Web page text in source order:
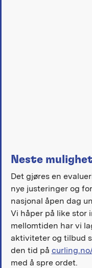
Neste
Det gjøres en
nye justeringer og
nasjonal åpen dag
Vi håper på like stor
mellomtiden har vi
aktiviteter og tilbud
den tid på
med å spre ordet.